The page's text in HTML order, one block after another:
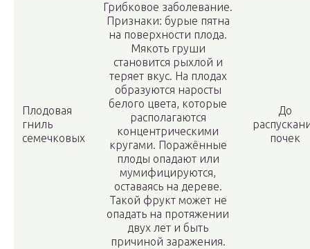
Плодовая
гниль
семечковых
Грибковое заболевание.
Признаки: бурые пятна
на поверхности плода.
Мякоть груши
становится рыхлой и
теряет вкус. На плодах
образуются наросты
белого цвета, которые
располагаются
концентрическими
кругами. Поражённые
плоды опадают или
мумифицируются,
оставаясь на дереве.
Такой фрукт может не
опадать на протяжении
двух лет и быть
причиной заражения.
До
почек